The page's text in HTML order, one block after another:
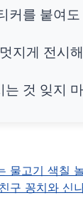
커를 붙여
지게 전시
는 것 잊지
물고기 색칠
구 꽁치와 신